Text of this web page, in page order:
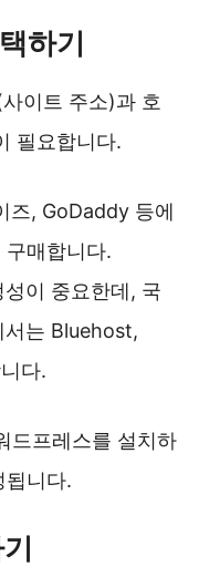
하기
이트 주소)과 호
필요합니다.
즈, GoDaddy 등에
구매합니다.
이 중요한데, 국
서는 Bluehost,
다.
드프레스를 설치하
됩니다.